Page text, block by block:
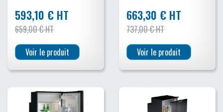
593,10 € HT
659,00 € HT
Voir le produit
663,30 € HT
737,00 € HT
Voir le produit